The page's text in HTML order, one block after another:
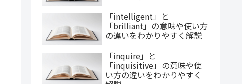
「intelligent」と
「brilliant」の意味や使い方
の違いをわかりやすく解説
「inquire」と
「inquisitive」の意味や使
い方の違いをわかりやすく